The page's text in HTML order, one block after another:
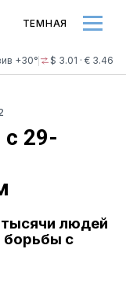
+30° $ 3.01 · € 3.46
ТЕМНАЯ
29-
людей
борьбы с